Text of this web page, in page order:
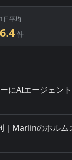
1日平均
6.4件
にAIエージェン
Marlinのホルム